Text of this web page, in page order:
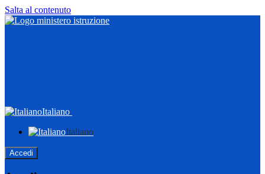
Salta al contenuto
Italiano
Italiano
Accedi